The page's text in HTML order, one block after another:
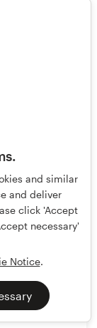
and similar
and deliver
click 'Accept
necessary'
Notice.